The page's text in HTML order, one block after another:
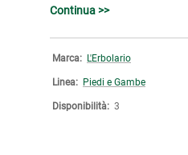
Continua >>
Marca: L'Erbolario
Linea: Piedi e Gambe
Disponibilità: 3